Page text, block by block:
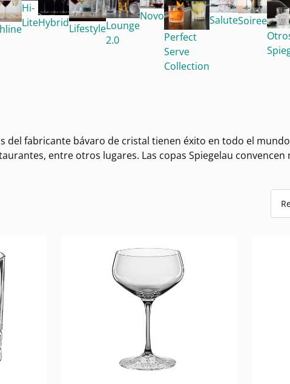
Hi-
LiteHybridLifestyleLounge
2.0
Novo
Perfect
Serve
Collection
SaluteSoiree
del fabricante bávaro de cristal tienen éxito en todo el
entre otros lugares. Las copas Spiegelau